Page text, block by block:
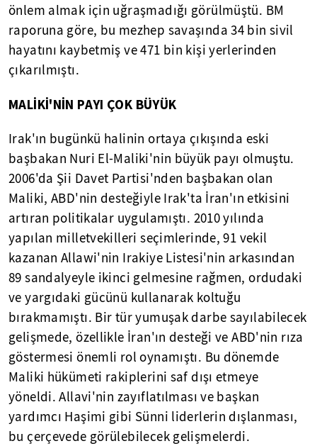
önlem almak için uğraşmadığı görülmüştü. BM
raporuna göre, bu mezhep savaşında 34 bin sivil
hayatını kaybetmiş ve 471 bin kişi yerlerinden
çıkarılmıştı.
MALİKİ'NİN PAYI ÇOK BÜYÜK
Irak'ın bugünkü halinin ortaya çıkışında eski
başbakan Nuri El-Maliki'nin büyük payı olmuştu.
2006'da Şii Davet Partisi'nden başbakan olan
Maliki, ABD'nin desteğiyle Irak'ta İran'ın etkisini
artıran politikalar uygulamıştı. 2010 yılında
yapılan milletvekilleri seçimlerinde, 91 vekil
kazanan Allawi'nin Irakiye Listesi'nin arkasından
89 sandalyeyle ikinci gelmesine rağmen, ordudaki
ve yargıdaki gücünü kullanarak koltuğu
bırakmamıştı. Bir tür yumuşak darbe sayılabilecek
gelişmede, özellikle İran'ın desteği ve ABD'nin rıza
göstermesi önemli rol oynamıştı. Bu dönemde
Maliki hükümeti rakiplerini saf dışı etmeye
yöneldi. Allavi'nin zayıflatılması ve başkan
yardımcı Haşimi gibi Sünni liderlerin dışlanması,
bu çerçevede görülebilecek gelişmelerdi.